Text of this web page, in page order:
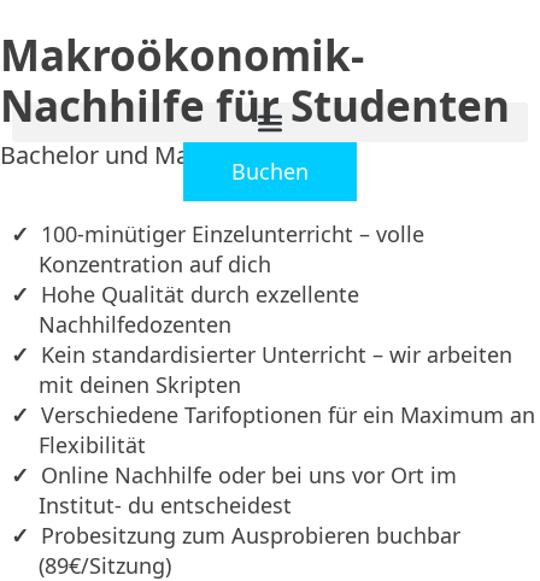
Buchen
Makroökonomik-
Nachhilfe für Studenten
Bachelor und Master
100-minütiger Einzelunterricht – volle
Konzentration auf dich
Hohe Qualität durch exzellente
Nachhilfedozenten
Kein standardisierter Unterricht – wir arbeiten
mit deinen Skripten
Verschiedene Tarifoptionen für ein Maximum an
Flexibilität
Online Nachhilfe oder bei uns vor Ort im
Institut- du entscheidest
Probesitzung zum Ausprobieren buchbar
(89€/Sitzung)